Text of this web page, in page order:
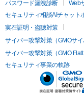
パスワード漏洩診断
Web
セキュリティ相談AIチャット
実在証明・盗聴対策
サイバー攻撃対策（GMOサ
サイバー攻撃対策（GMO Flatt
セキュリティ事業の軌跡